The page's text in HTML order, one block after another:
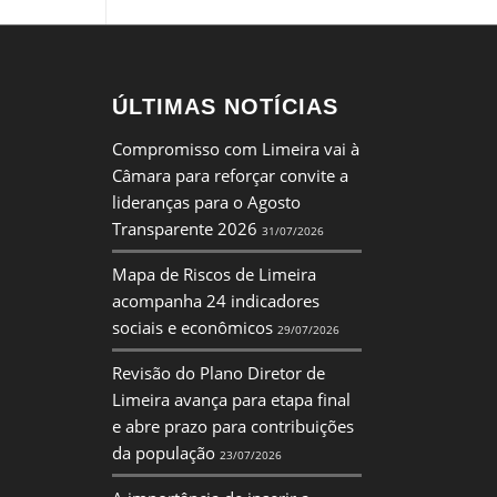
ÚLTIMAS NOTÍCIAS
Compromisso com Limeira vai à
Câmara para reforçar convite a
lideranças para o Agosto
Transparente 2026 31/07/2026
Mapa de Riscos de Limeira
acompanha 24 indicadores
sociais e econômicos 29/07/2026
Revisão do Plano Diretor de
Limeira avança para etapa final
e abre prazo para contribuições
da população 23/07/2026